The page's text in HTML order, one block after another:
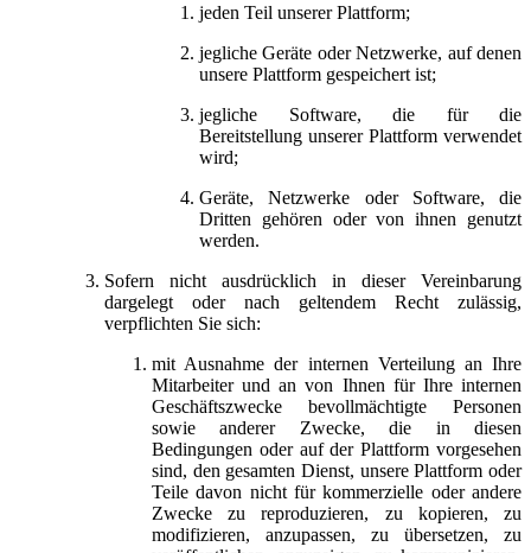
jeden Teil unserer Plattform;
jegliche Geräte oder Netzwerke, auf denen
unsere Plattform gespeichert ist;
jegliche Software, die für die
Bereitstellung unserer Plattform verwendet
wird;
Geräte, Netzwerke oder Software, die
Dritten gehören oder von ihnen genutzt
werden.
Sofern nicht ausdrücklich in dieser Vereinbarung
dargelegt oder nach geltendem Recht zulässig,
verpflichten Sie sich:
mit Ausnahme der internen Verteilung an Ihre
Mitarbeiter und an von Ihnen für Ihre internen
Geschäftszwecke bevollmächtigte Personen
sowie anderer Zwecke, die in diesen
Bedingungen oder auf der Plattform vorgesehen
sind, den gesamten Dienst, unsere Plattform oder
Teile davon nicht für kommerzielle oder andere
Zwecke zu reproduzieren, zu kopieren, zu
modifizieren, anzupassen, zu übersetzen, zu